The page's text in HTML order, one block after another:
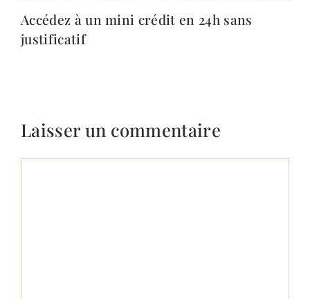
Accédez à un mini crédit en 24h sans
justificatif
Laisser un commentaire